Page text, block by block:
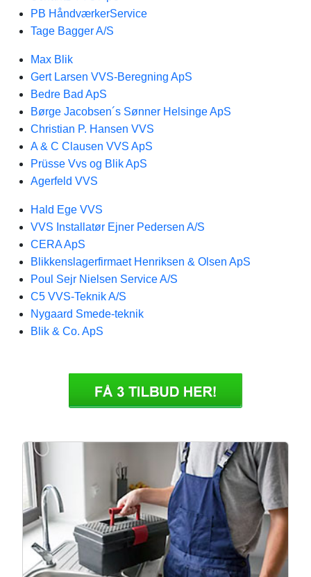
PB HåndværkerService
Tage Bagger A/S
Max Blik
Gert Larsen VVS-Beregning ApS
Bedre Bad ApS
Børge Jacobsen´s Sønner Helsinge ApS
Christian P. Hansen VVS
A & C Clausen VVS ApS
Prüsse Vvs og Blik ApS
Agerfeld VVS
Hald Ege VVS
VVS Installatør Ejner Pedersen A/S
CERA ApS
Blikkenslagerfirmaet Henriksen & Olsen ApS
Poul Sejr Nielsen Service A/S
C5 VVS-Teknik A/S
Nygaard Smede-teknik
Blik & Co. ApS